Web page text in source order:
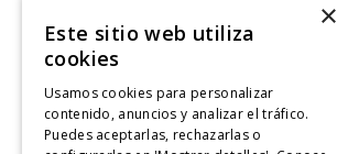
Legal
×
Este sitio web utiliza
cookies
Usamos cookies para personalizar
contenido, anuncios y analizar el tráfico.
Puedes aceptarlas, rechazarlas o